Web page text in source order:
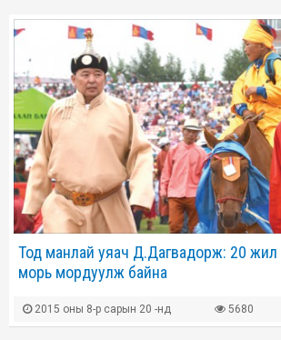
Тод манлай уяач Д.Дагвадорж: 20 жил
морь мордуулж байна
2015 оны 8-р сарын 20 -нд 5680